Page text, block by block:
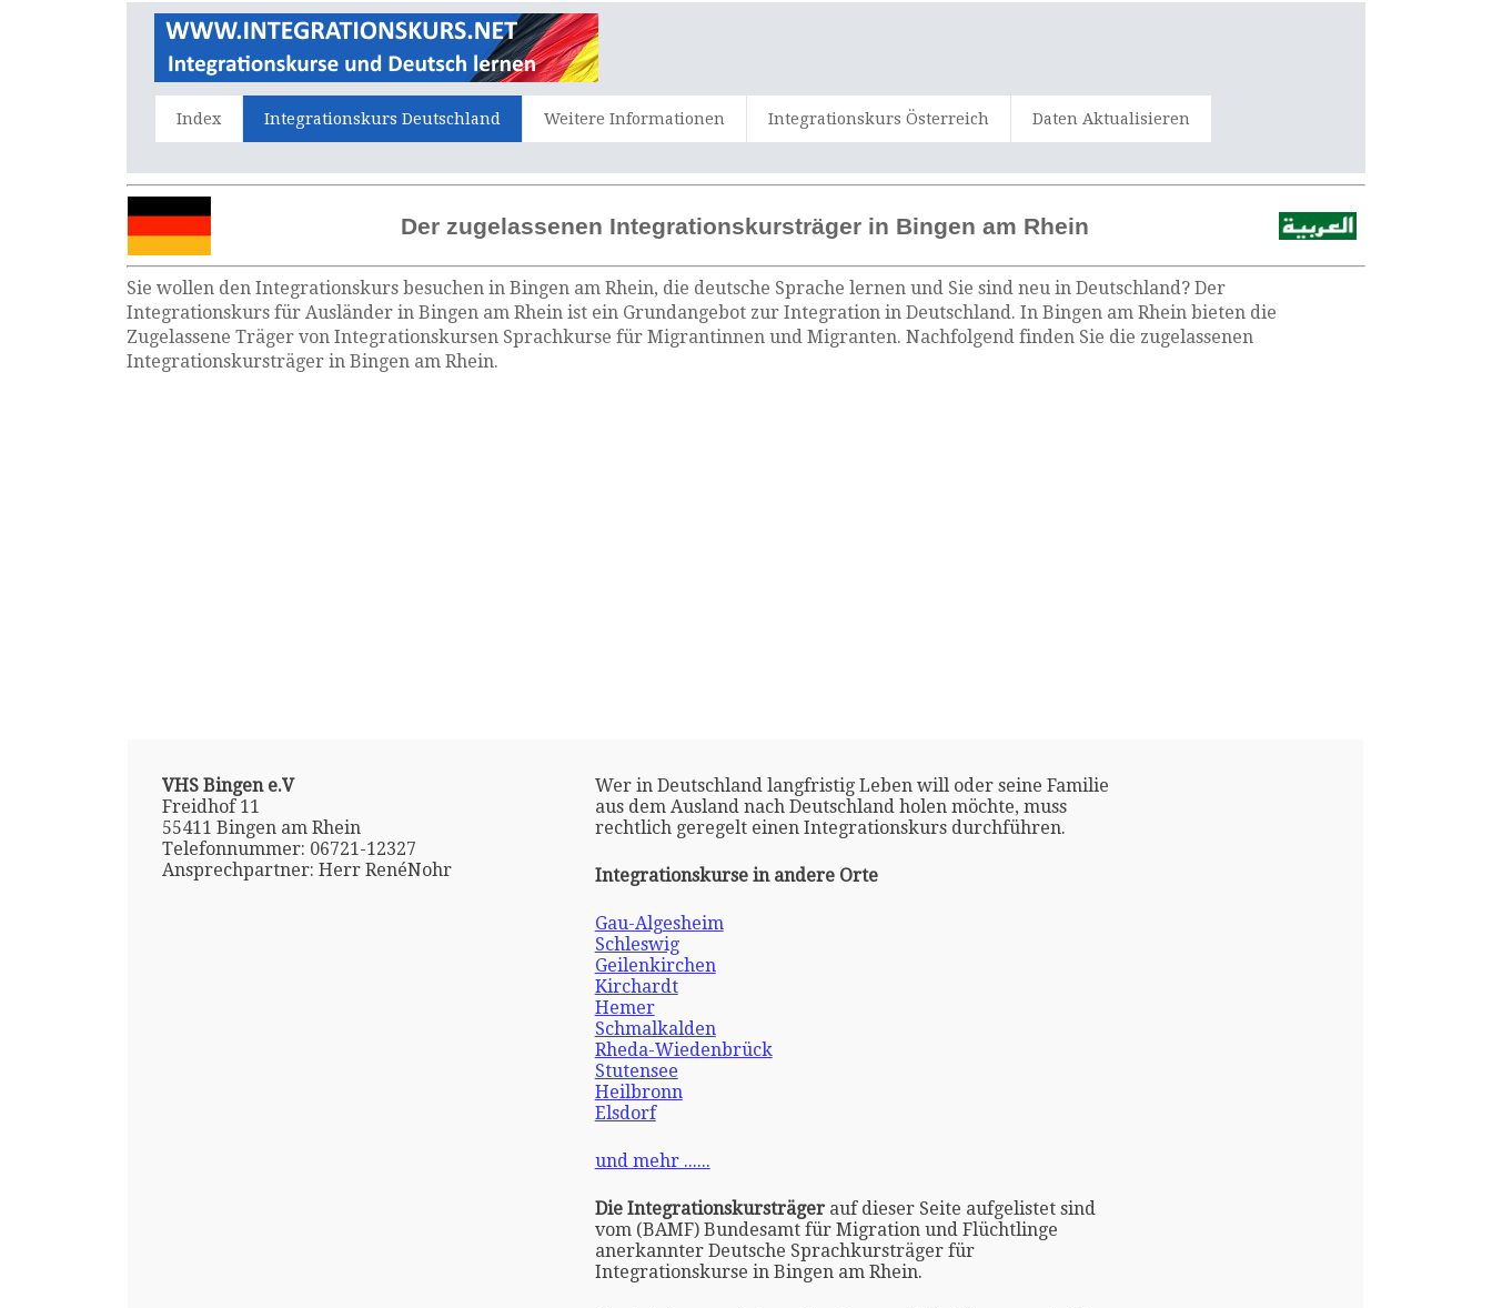
Index Integrationskurs Deutschland Weitere Informationen Integrationskurs Österreich Daten Aktualisieren
Der zugelassenen Integrationskursträger in Bingen am Rhein
Sie wollen den Integrationskurs besuchen in Bingen am Rhein, die deutsche Sprache lernen und Sie sind neu in Deutschland? Der
Integrationskurs für Ausländer in Bingen am Rhein ist ein Grundangebot zur Integration in Deutschland. In Bingen am Rhein bieten die
Zugelassene Träger von Integrationskursen Sprachkurse für Migrantinnen und Migranten. Nachfolgend finden Sie die zugelassenen
Integrationskursträger in Bingen am Rhein.
VHS Bingen e.V
Freidhof 11
55411 Bingen am Rhein
Telefonnummer: 06721-12327
Ansprechpartner: Herr RenéNohr
Wer in Deutschland langfristig Leben will oder seine Familie
aus dem Ausland nach Deutschland holen möchte, muss
rechtlich geregelt einen Integrationskurs durchführen.
Integrationskurse in andere Orte
Gau-Algesheim
Schleswig
Geilenkirchen
Kirchardt
Hemer
Schmalkalden
Rheda-Wiedenbrück
Stutensee
Heilbronn
Elsdorf
und mehr ......
Die Integrationskursträgerauf dieser Seite aufgelistet sind
vom (BAMF) Bundesamt für Migration und Flüchtlinge
anerkannter Deutsche Sprachkursträger für
Integrationskurse in Bingen am Rhein.